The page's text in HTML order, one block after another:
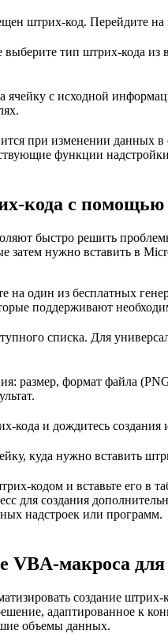
штрих-код. Перейдите на
тип штрих-кода из
ячейку с исходной
при изменении данных в
функции
кода с помощью
быстро решить
затем нужно вставить в
на один из бесплатных
поддерживают
списка. Для
размер, формат файла
кода и дождитесь
куда нужно вставить
кодом и вставьте его в
для создания
надстроек или программ.
VBA-макроса
создание
адаптированное к
объемы данных.